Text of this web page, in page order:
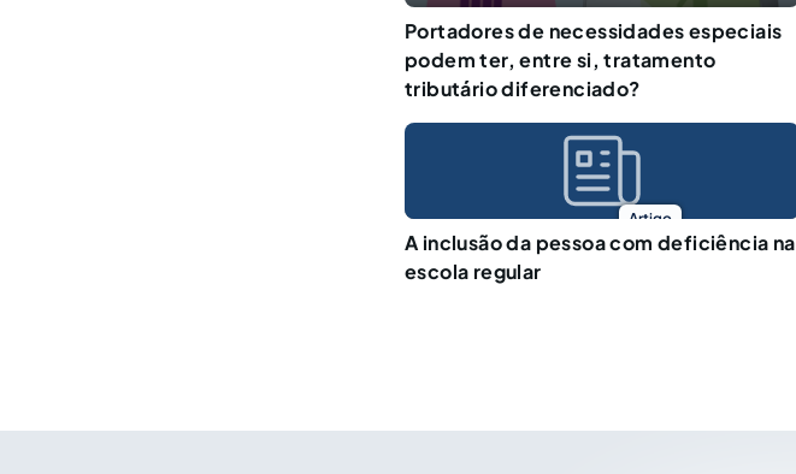
Portadores de necessidades especiais
podem ter, entre si, tratamento
tributário diferenciado?
Artigo
A inclusão da pessoa com deficiência na
escola regular